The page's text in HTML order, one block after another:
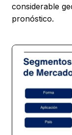
considerable
pronóstico.